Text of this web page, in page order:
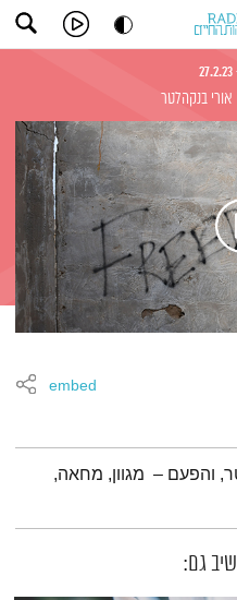
אורי בנקהלטר
embed
והפעם – מגוון, מחאה,
גם: